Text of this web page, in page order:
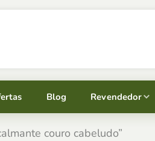
Blog Revendedor
couro cabeludo”